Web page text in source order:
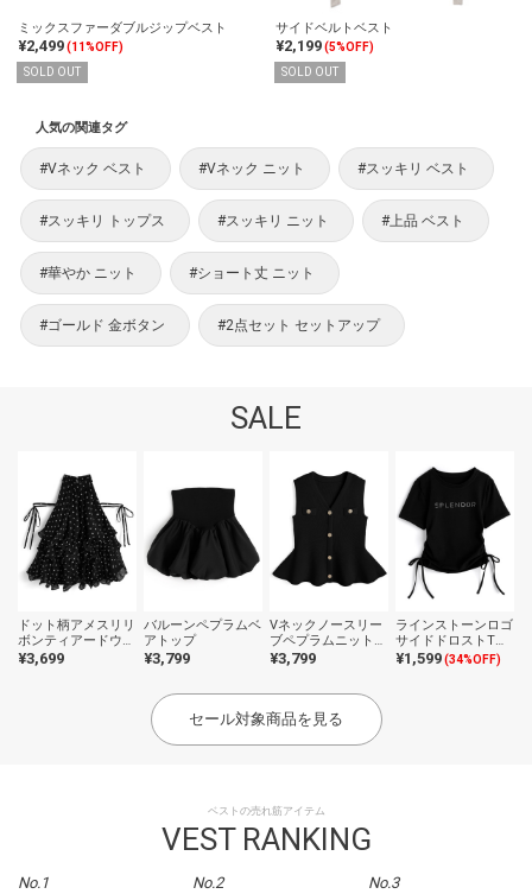
ミックスファーダブルジップベスト
¥2,499(11%OFF)
SOLD OUT
サイドベルトベスト
¥2,199(5%OFF)
SOLD OUT
人気の関連タグ
#Vネック ベスト #Vネック ニット #スッキリ ベスト
#スッキリ トップス #スッキリ ニット #上品 ベスト
#華やか ニット #ショート丈 ニット
#ゴールド 金ボタン #2点セット セットアップ
SALE
ドット柄アメスリリ
ボンティアードウェ
ーブフリルブラウス
¥3,699
バルーンペプラムベ
アトップ
¥3,799
Vネックノースリー
ブペプラムニットト
ップス
¥3,799
ラインストーンロゴ
サイドドロストTシ
ャツ
¥1,599(34%OFF)
セール対象商品を見る
ベストの売れ筋アイテム
VEST RANKING
No.1 No.2 No.3